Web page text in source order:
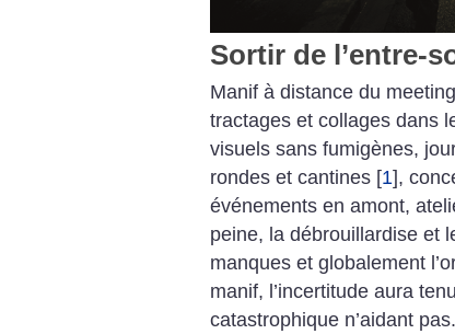
Sortir de l’entre-
Manif à distance du
tractages et collages dans
visuels sans fumigènes,
rondes et cantines [1],
événements en amont,
peine, la débrouillardise et
manques et globalement
manif, l’incertitude aura
catastrophique n’aidant